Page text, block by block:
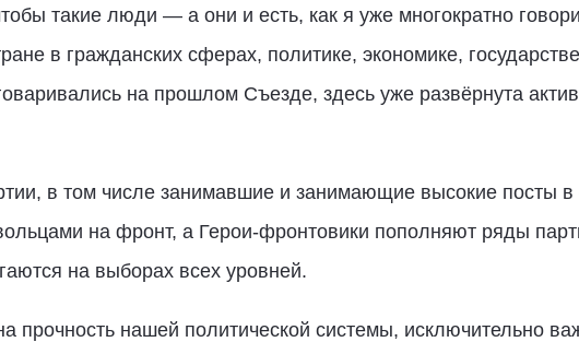
такие люди — а они и есть, как я уже многократно
в гражданских сферах, политике, экономике,
на прошлом Съезде, здесь уже развёрнута
в том числе занимавшие и занимающие высокие посты в
на фронт, а Герои-фронтовики пополняют ряды
на выборах всех уровней.
прочность нашей политической системы, исключительно